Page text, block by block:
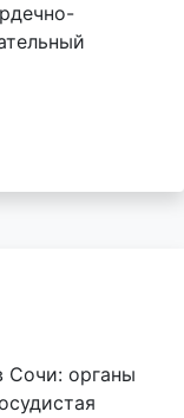
Сочи: органы